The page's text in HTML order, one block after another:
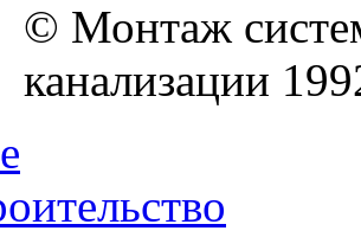
© Монтаж
канализации